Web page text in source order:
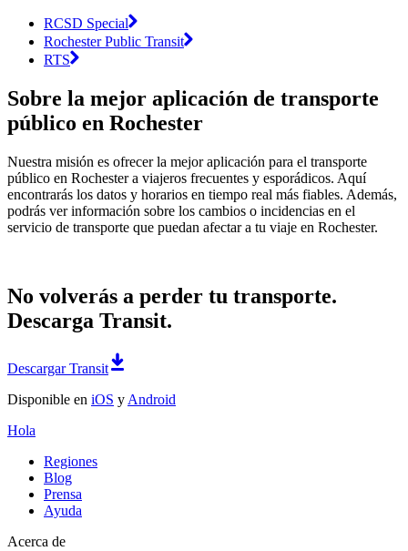
RCSD Special
Rochester Public Transit
RTS
Sobre la mejor aplicación de transporte
público en Rochester
Nuestra misión es ofrecer la mejor aplicación para el transporte
público en Rochester a viajeros frecuentes y esporádicos. Aquí
encontrarás los datos y horarios en tiempo real más fiables. Además,
podrás ver información sobre los cambios o incidencias en el
servicio de transporte que puedan afectar a tu viaje en Rochester.
No volverás a perder tu transporte.
Descarga Transit.
Descargar Transit
Disponible en iOS y Android
Hola
Regiones
Blog
Prensa
Ayuda
Acerca de